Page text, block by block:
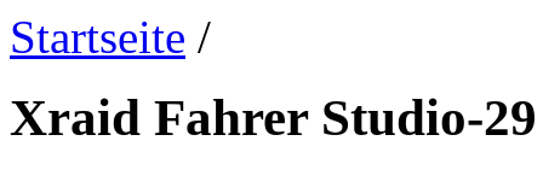
Startseite /
Xraid Fahrer Studio-29